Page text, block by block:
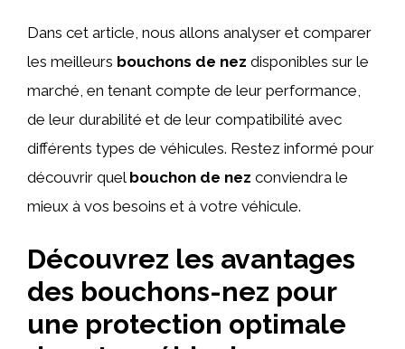
Dans cet article, nous allons analyser et comparer
les meilleurs bouchons de nez disponibles sur le
marché, en tenant compte de leur performance,
de leur durabilité et de leur compatibilité avec
différents types de véhicules. Restez informé pour
découvrir quel bouchon de nez conviendra le
mieux à vos besoins et à votre véhicule.
Découvrez les avantages
des bouchons-nez pour
une protection optimale